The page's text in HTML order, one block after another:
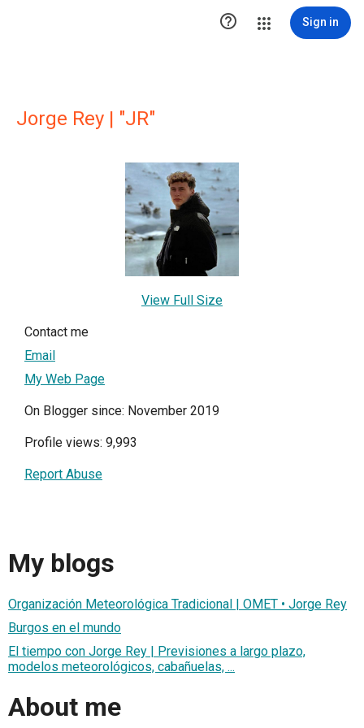
 Sign in
Jorge Rey | "JR"
View Full Size
Contact me
Email
My Web Page
On Blogger since: November 2019
Profile views: 9,993
Report Abuse
My blogs
Organización Meteorológica Tradicional | OMET • Jorge Rey
Burgos en el mundo
El tiempo con Jorge Rey | Previsiones a largo plazo,
modelos meteorológicos, cabañuelas, ...
About me